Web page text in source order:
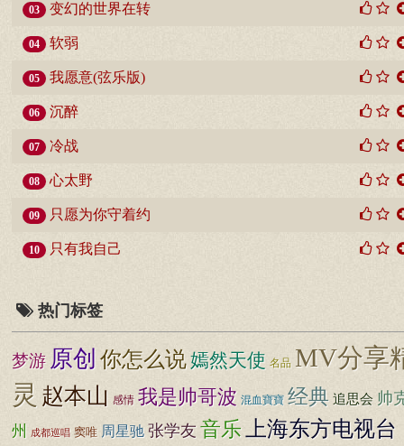
03 变幻的世界在转
04 软弱
05 我愿意(弦乐版)
06 沉醉
07 冷战
08 心太野
09 只愿为你守着约
10 只有我自己
热门标签
梦游 原创 你怎么说嫣然天使 名品 MV分享
灵 赵本山 感情 我是帅哥波 混血寶寶 经典 追思会 帅
州 成都巡唱 窦唯 周星驰 张学友 音乐 上海东方电视台